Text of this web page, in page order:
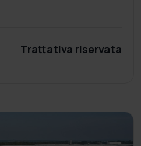
Trattativa riservata